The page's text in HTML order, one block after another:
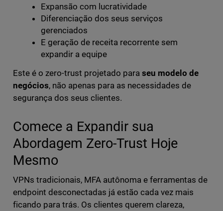
Expansão com lucratividade
Diferenciação dos seus serviços
gerenciados
E geração de receita recorrente sem
expandir a equipe
Este é o zero-trust projetado paraseu modelo de
negócios, não apenas para as necessidades de
segurança dos seus clientes.
Comece a Expandir sua
Abordagem Zero-Trust Hoje
Mesmo
VPNs tradicionais, MFA autônoma e ferramentas de
endpoint desconectadas já estão cada vez mais
ficando para trás. Os clientes querem clareza,